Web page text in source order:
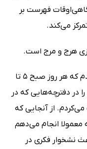
فهرست بر
می‌کند.
هرج و مرج است.
در طول یک فصل شلوغ سفر متوجه شدم که هر روز صبح 5 تا
را در دفترچه‌هایی که در
از آنجایی که
معمولا انجام می‌دهم
نشخوار فکری در